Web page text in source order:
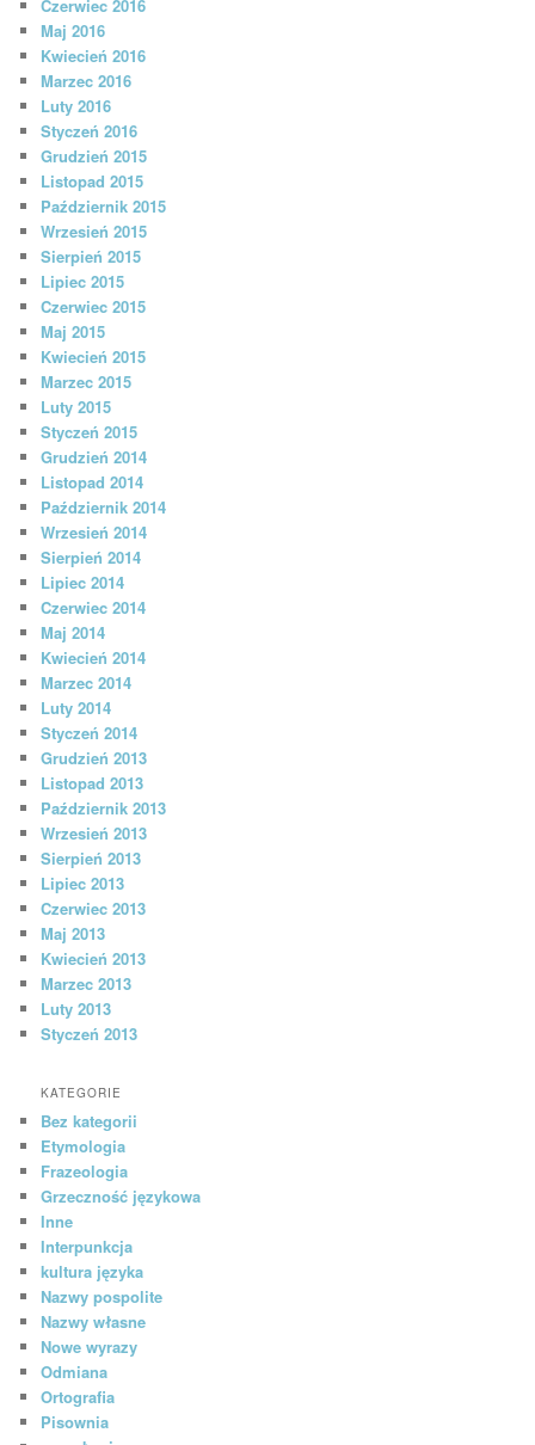
Czerwiec 2016
Maj 2016
Kwiecień 2016
Marzec 2016
Luty 2016
Styczeń 2016
Grudzień 2015
Listopad 2015
Październik 2015
Wrzesień 2015
Sierpień 2015
Lipiec 2015
Czerwiec 2015
Maj 2015
Kwiecień 2015
Marzec 2015
Luty 2015
Styczeń 2015
Grudzień 2014
Listopad 2014
Październik 2014
Wrzesień 2014
Sierpień 2014
Lipiec 2014
Czerwiec 2014
Maj 2014
Kwiecień 2014
Marzec 2014
Luty 2014
Styczeń 2014
Grudzień 2013
Listopad 2013
Październik 2013
Wrzesień 2013
Sierpień 2013
Lipiec 2013
Czerwiec 2013
Maj 2013
Kwiecień 2013
Marzec 2013
Luty 2013
Styczeń 2013
KATEGORIE
Bez kategorii
Etymologia
Frazeologia
Grzeczność językowa
Inne
Interpunkcja
kultura języka
Nazwy pospolite
Nazwy własne
Nowe wyrazy
Odmiana
Ortografia
Pisownia